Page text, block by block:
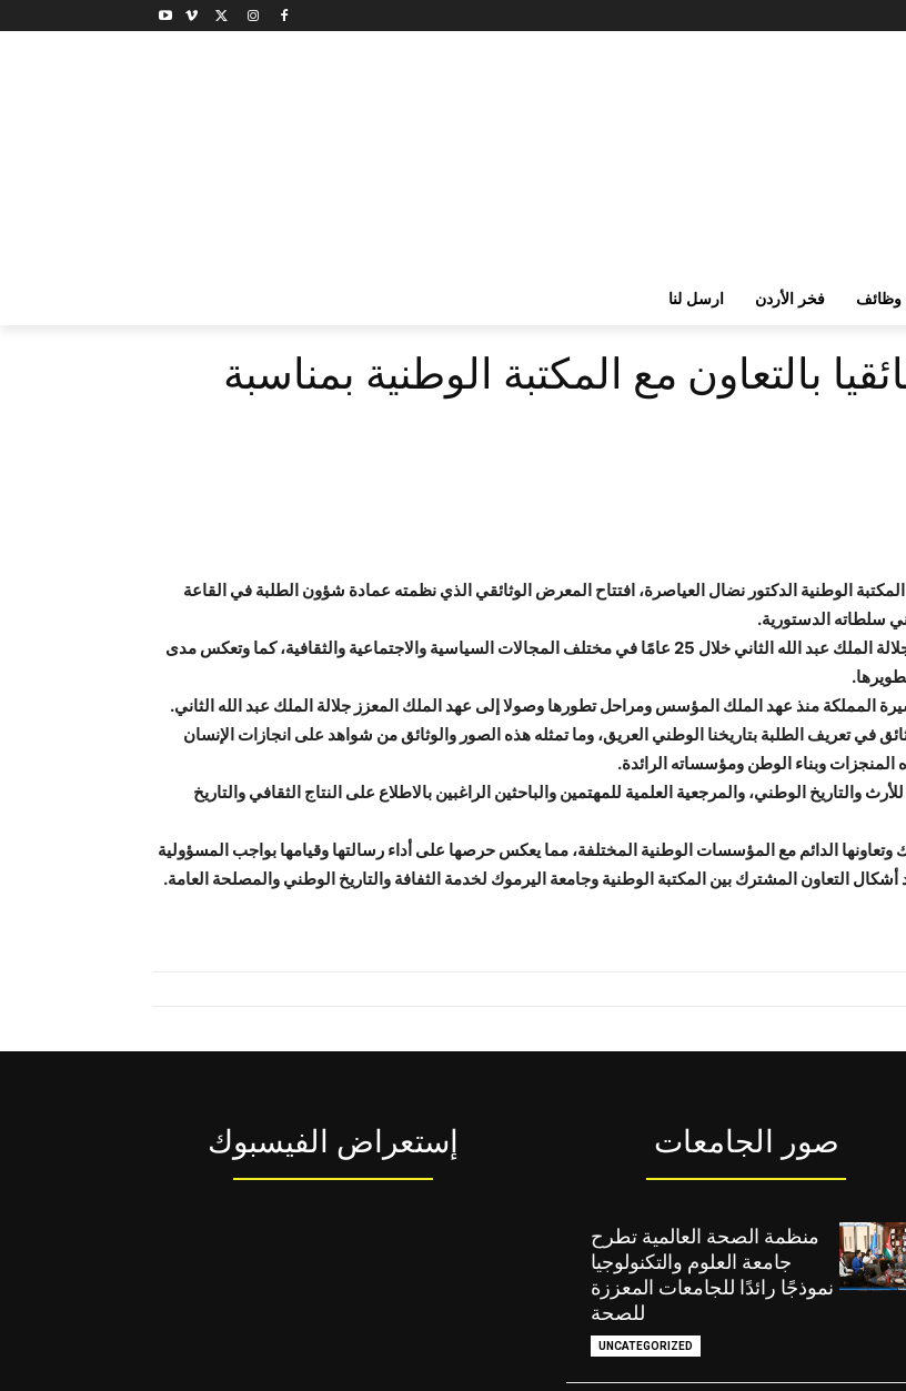
وظائف فخر الأردن ارسل لنا
بالتعاون مع المكتبة الوطنية بمناسبة
الوطنية الدكتور نضال العياصرة، افتتاح المعرض الوثائقي الذي نظمته عمادة شؤون الطلبة في القاعة
سلطاته الدستورية.
واشتمل المعرض على مجموعة من الصور التي تبرز أهم إنجازات جلالة الملك عبد الله الثاني خلال 25 عامًا في مختلف المجالات السياسية والاجتماعية والثقافية، كما وتعكس مدى
منذ عهد الملك المؤسس ومراحل تطورها وصولا إلى عهد الملك المعزز جلالة الملك عبد الله الثاني.
في تعريف الطلبة بتاريخنا الوطني العريق، وما تمثله هذه الصور والوثائق من شواهد على انجازات الإنسان
المنجزات وبناء الوطن ومؤسساته الرائدة.
الوطني، والمرجعية العلمية للمهتمين والباحثين الراغبين بالاطلاع على النتاج الثقافي والتاريخ
وتعاونها الدائم مع المؤسسات الوطنية المختلفة، مما يعكس حرصها على أداء رسالتها وقيامها بواجب المسؤولية
التعاون المشترك بين المكتبة الوطنية وجامعة اليرموك لخدمة الثفافة والتاريخ الوطني والمصلحة العامة.
إستعراض الفيسبوك صور الجامعات
منظمة الصحة العالمية تطرح
جامعة العلوم والتكنولوجيا
نموذجًا رائدًا للجامعات المعززة
للصحة
UNCATEGORIZED